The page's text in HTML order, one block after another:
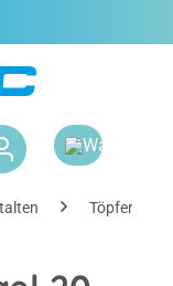
Töpfern